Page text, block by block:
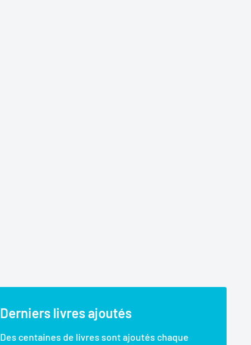
Derniers livres ajoutés
Des centaines de livres sont ajoutés chaque